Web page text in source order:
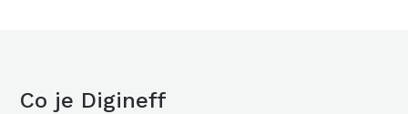
Co je Digineff